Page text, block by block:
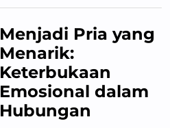
Menjadi Pria yang
Menarik:
Keterbukaan
Emosional dalam
Hubungan